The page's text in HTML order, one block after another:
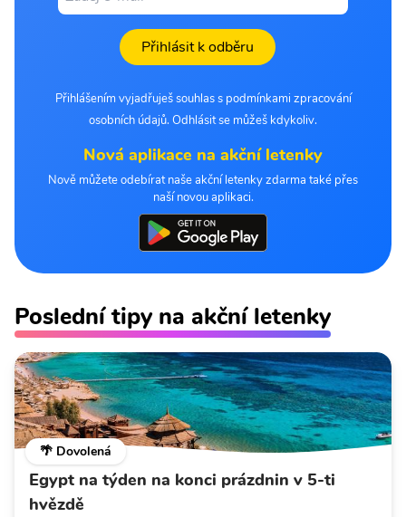
Přihlásit k odběru
Přihlášením vyjadřuješ souhlas s podmínkami zpracování
osobních údajů. Odhlásit se můžeš kdykoliv.
Nová aplikace na akční letenky
Nově můžete odebírat naše akční letenky zdarma také přes
naší novou aplikaci.
Poslední tipy na akční letenky
🌴 Dovolená
Egypt na týden na konci prázdnin v 5-ti
hvězdě